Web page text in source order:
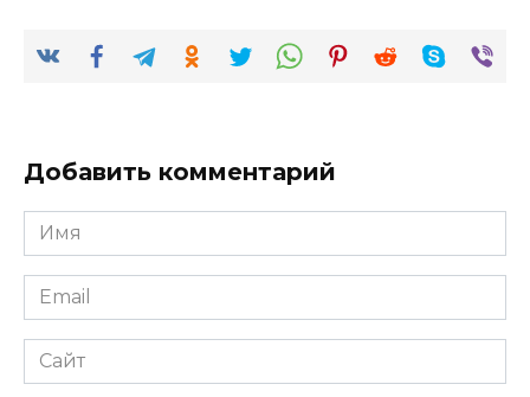
Добавить комментарий
Имя
*
Email
*
Сайт